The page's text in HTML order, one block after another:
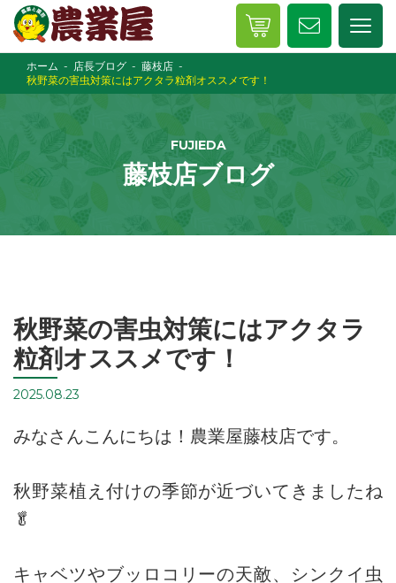
ホーム 店長ブログ
藤枝店
秋野菜の害虫対策にはアクタラ粒剤オススメです！
FUJIEDA
藤枝店ブログ
秋野菜の害虫対策にはアクタラ
粒剤オススメです！
2025.08.23
みなさんこんにちは！農業屋藤枝店です。
秋野菜植え付けの季節が近づいてきましたね
🥬
キャベツやブッロコリーの天敵、シンクイ虫